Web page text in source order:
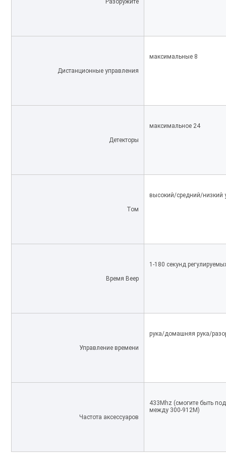
Дистанционные управления
максимальные 8
Детекторы
максимальное 24
Том
высокий/средний/низкий
Время Beep
1-180 секунд
Управление времени
рука/домашняя рука/
Частота аксессуаров
433Mhz (смогите быть
между 300-912M)